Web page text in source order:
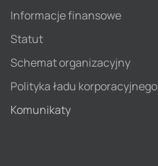
Informacje finansowe
Statut
Schemat organizacyjny
Polityka ładu korporacyjnego
Komunikaty